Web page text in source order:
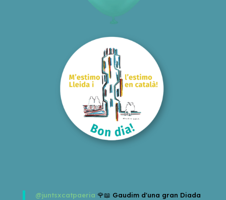
@juntsxcatpaeria 🌹📖 Gaudim d'una gran Diada